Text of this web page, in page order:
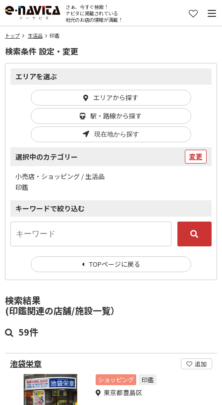
さぁ、今すぐ検索！
ナビタに掲載されている
地元のお店の情報が満載！
トップ 生活品 印鑑
検索結果
(印鑑関連の店舗/施設一覧）
59件
池袋栄章
追加
ショッピング
印鑑
東京都豊島区
検索条件 設定・変更
エリアを選ぶ
エリアから探す
駅・路線から探す
現在地から探す
選択中のカテゴリー 変更
小売店・ショッピング / 生活品
印鑑
キーワードで絞り込む
TOPページに戻る